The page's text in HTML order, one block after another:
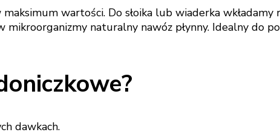
wartości. Do słoika lub wiaderka
naturalny nawóz płynny. Idealny do
dawkach.